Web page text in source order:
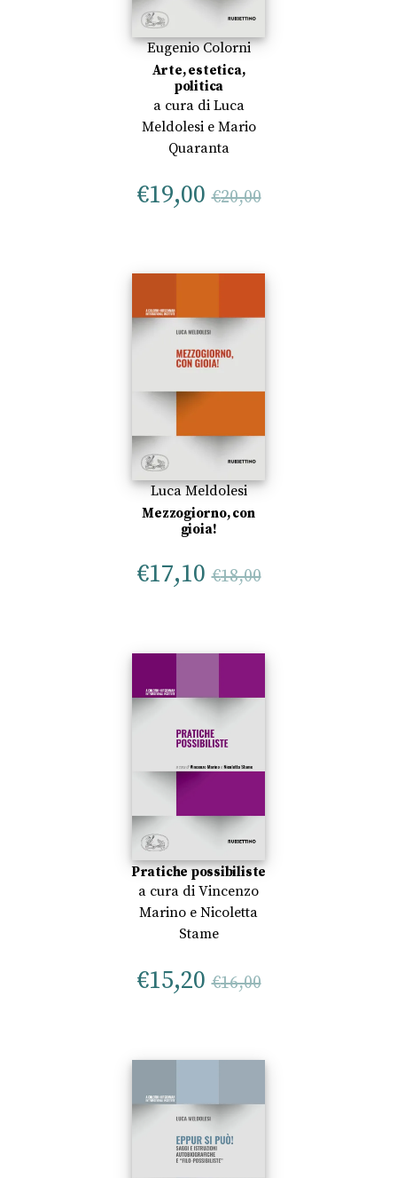
Eugenio Colorni
Arte, estetica,
politica
a cura di Luca
Meldolesie Mario
Quaranta
€19,00 €20,00
Luca Meldolesi
Mezzogiorno, con
gioia!
€17,10 €18,00
Pratiche possibiliste
a cura di Vincenzo
Marino e Nicoletta
Stame
€15,20 €16,00